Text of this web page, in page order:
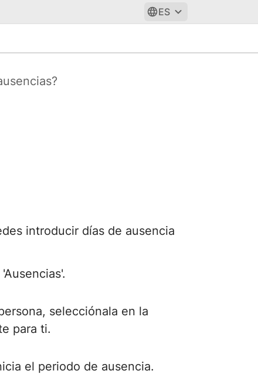
ES
introducir días de ausencia
selecciónala en la
para ti.
el periodo de ausencia.